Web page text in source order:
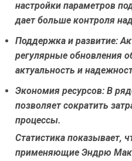
настройки параметров
дает больше контроля
Поддержка и развитие:
регулярные обновления
актуальность и
Экономия ресурсов: В
позволяет сократить
процессы.
Статистика показывает,
применяющие Эндрю